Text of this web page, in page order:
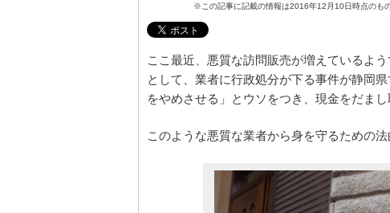
※この記事に記載の情報は2016年12月10日時点のも
ここ最近、悪質な訪問販売が増えているよ
として、業者に行政処分が下る事件が静岡
をやめさせる」とウソをつき、現金をだま
このような悪質な業者から身を守るための